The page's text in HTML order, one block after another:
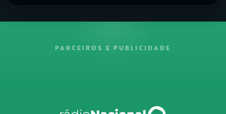
PARCEIROS E PUBLICIDADE